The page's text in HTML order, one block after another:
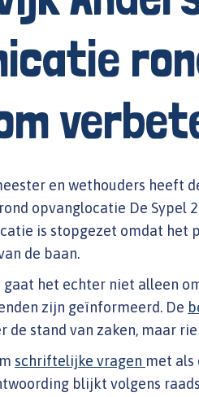
en wethouders heeft
opvanglocatie De Sypel
is stopgezet omdat
de baan.
gaat het echter niet alleen
zijn geïnformeerd. De
de stand van zaken, maar
schriftelijke vragen met als
blijkt volgens